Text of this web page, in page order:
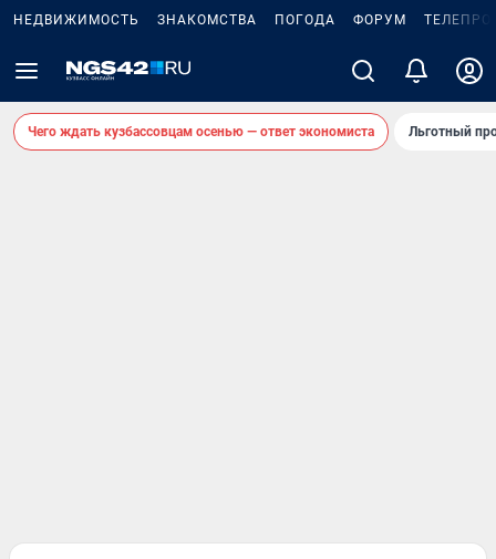
НЕДВИЖИМОСТЬ ЗНАКОМСТВА ПОГОДА ФОРУМ
Чего ждать кузбассовцам осенью — ответ экономиста Льготный